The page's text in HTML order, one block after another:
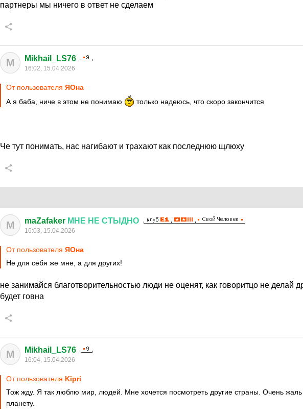
партнеры мы ничего в ответ не сделаем
M Mikhail_LS76
16:02, 15.04.2026
От пользователя ЯОна
А я баба, ниче в этом не понимаю
только надеюсь, что скоро закончится
Че тут понимать, нас нагибают и трахают как последнюю щлюху
M maZafaker МНЕ НЕ СТЫДНО
16:03, 15.04.2026
От пользователя ЯОна
Не для себя же мне, а для других!
не занимайся благотворительностью люди не оценят, как говоритцо не делай
будет говна
M Mikhail_LS76
16:04, 15.04.2026
От пользователя Kipri
Тож жду. Я так люблю мир, людей. Мне хочется посмотреть другие страны. Очень
планету.